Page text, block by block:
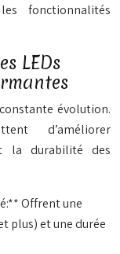
fonctionnalités
LEDs
évolution.
d’améliorer
la durabilité des
Offrent une
plus) et une durée